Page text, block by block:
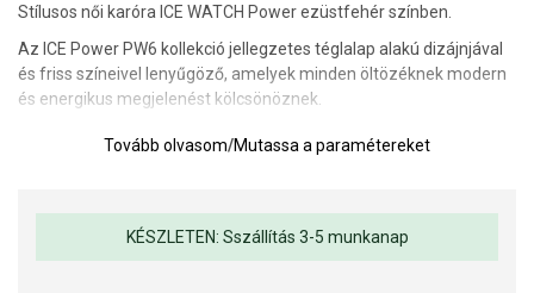
Stílusos női karóra ICE WATCH Power ezüstfehér színben.
Az ICE Power PW6 kollekció jellegzetes téglalap alakú dizájnjával
és friss színeivel lenyűgöző, amelyek minden öltözéknek modern
és energikus megjelenést kölcsönöznek.
Tárcsa: analóg
Tok méretei: 23 x 34 mm.
Óraüveg: ásványi anyag
Tovább olvasom/Mutassa a paramétereket
KÉSZLETEN: Sszállítás 3-5 munkanap